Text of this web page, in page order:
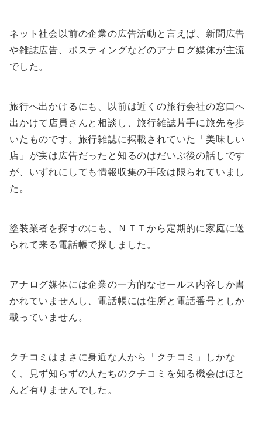
ネット社会以前の企業の広告活動と言えば、新聞広告
や雑誌広告、ポスティングなどのアナログ媒体が主流
でした。
旅行へ出かけるにも、以前は近くの旅行会社の窓口へ
出かけて店員さんと相談し、旅行雑誌片手に旅先を歩
いたものです。旅行雑誌に掲載されていた「美味しい
店」が実は広告だったと知るのはだいぶ後の話しです
が、いずれにしても情報収集の手段は限られていまし
た。
塗装業者を探すのにも、ＮＴＴから定期的に家庭に送
られて来る電話帳で探しました。
アナログ媒体には企業の一方的なセールス内容しか書
かれていませんし、電話帳には住所と電話番号としか
載っていません。
クチコミはまさに身近な人から「クチコミ」しかな
く、見ず知らずの人たちのクチコミを知る機会はほと
んど有りませんでした。